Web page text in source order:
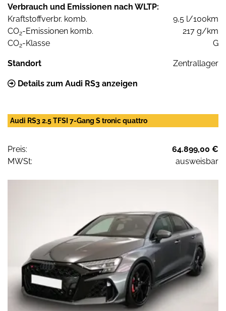
Verbrauch und Emissionen nach WLTP:
Kraftstoffverbr. komb.
9,5 l/100km
CO2-Emissionen komb.
217 g/km
CO2-Klasse G
Standort Zentrallager
Details zum Audi RS3 anzeigen
Audi RS3 2.5 TFSI 7-Gang S tronic quattro
Preis:
64.899,00 €
MWSt:
ausweisbar